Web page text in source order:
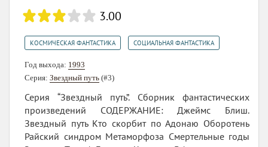
3.00
КОСМИЧЕСКАЯ ФАНТАСТИКА СОЦИАЛЬНАЯ ФАНТАСТИКА
Год выхода: 1993
Серия: Звездный путь (#3)
Серия “Звездный путь”. Сборник фантастических
произведений СОДЕРЖАНИЕ: Джеймс Блиш.
Звездный путь Кто скорбит по Адонаю Оборотень
Райский синдром Метаморфоза Смертельные годы